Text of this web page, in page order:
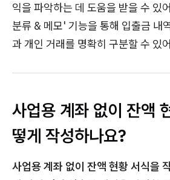
익을 파악하는 데 도움을 받을 수 있
분류 & 메모' 기능을 통해 입출금 내
과 개인 거래를 명확히 구분할 수 있
사업용 계좌 없이 잔액
떻게 작성하나요?
사업용 계좌 없이 잔액 현황 서식을